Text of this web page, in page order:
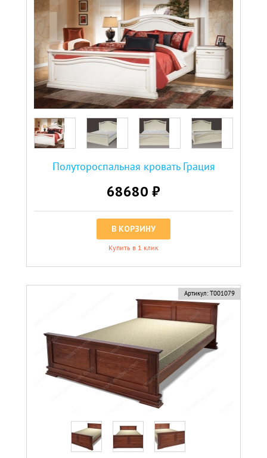
Полутороспальная кровать Грация
68680 ₽
В КОРЗИНУ
Купить в 1 клик
Артикул: Т001079